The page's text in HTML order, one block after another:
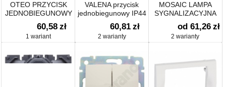
OTEO PRZYCISK
JEDNOBIEGUNOWY
60,58 zł
1 wariant
VALENA przycisk
jednobiegunowy IP44
10A-250V
60,81 zł
2 warianty
MOSAIC LAMPA
SYGNALIZACYJNA
PODWÓJNA PŁASKA
od 61,26 zł
2 warianty